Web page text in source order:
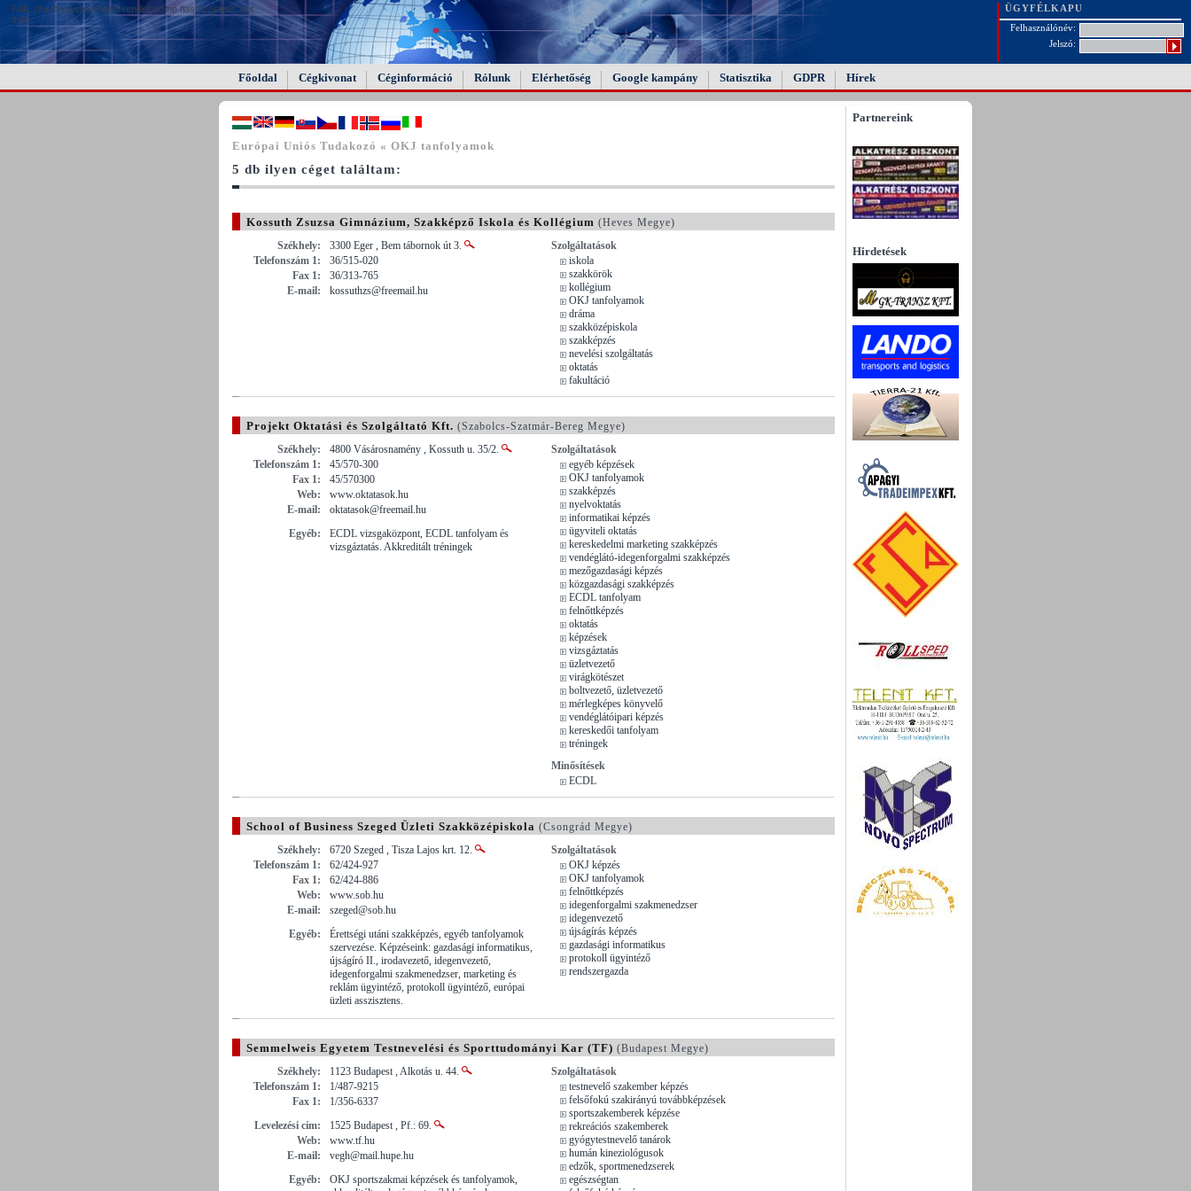
FAIL (the browser should render some flash content, not
this).
ÜGYFÉLKAPU
Felhasználónév:
Jelszó:
Főoldal Cégkivonat Céginformáció Rólunk Elérhetőség Google kampány Statisztika GDPR Hírek
Európai Uniós Tudakozó « OKJ tanfolyamok
5 db ilyen céget találtam:
Kossuth Zsuzsa Gimnázium, Szakképző Iskola és Kollégium (Heves Megye)
Székhely:
3300 Eger , Bem tábornok út 3.
Telefonszám 1:
36/515-020
Fax 1:
36/313-765
E-mail:
kossuthzs@freemail.hu
Szolgáltatások
iskola
szakkörök
kollégium
OKJ tanfolyamok
dráma
szakközépiskola
szakképzés
nevelési szolgáltatás
oktatás
fakultáció
Projekt Oktatási és Szolgáltató Kft. (Szabolcs-Szatmár-Bereg Megye)
Székhely:
4800 Vásárosnamény , Kossuth u. 35/2.
Telefonszám 1:
45/570-300
Fax 1:
45/570300
Web:
www.oktatasok.hu
E-mail:
oktatasok@freemail.hu
Egyéb:
ECDL vizsgaközpont, ECDL tanfolyam és
vizsgáztatás. Akkreditált tréningek
Szolgáltatások
egyéb képzések
OKJ tanfolyamok
szakképzés
nyelvoktatás
informatikai képzés
ügyviteli oktatás
kereskedelmi marketing szakképzés
vendéglátó-idegenforgalmi szakképzés
mezőgazdasági képzés
közgazdasági szakképzés
ECDL tanfolyam
felnőttképzés
oktatás
képzések
vizsgáztatás
üzletvezető
virágkötészet
boltvezető, üzletvezető
mérlegképes könyvelő
vendéglátóipari képzés
kereskedői tanfolyam
tréningek
Minősítések
ECDL
School of Business Szeged Üzleti Szakközépiskola (Csongrád Megye)
Székhely:
6720 Szeged , Tisza Lajos krt. 12.
Telefonszám 1:
62/424-927
Fax 1:
62/424-886
Web:
www.sob.hu
E-mail:
szeged@sob.hu
Egyéb:
Érettségi utáni szakképzés, egyéb tanfolyamok
szervezése. Képzéseink: gazdasági informatikus,
újságíró II., irodavezető, idegenvezető,
idegenforgalmi szakmenedzser, marketing és
reklám ügyintéző, protokoll ügyintéző, európai
üzleti asszisztens.
Szolgáltatások
OKJ képzés
OKJ tanfolyamok
felnőttképzés
idegenforgalmi szakmenedzser
idegenvezető
újságírás képzés
gazdasági informatikus
protokoll ügyintéző
rendszergazda
Semmelweis Egyetem Testnevelési és Sporttudományi Kar (TF) (Budapest Megye)
Székhely:
1123 Budapest , Alkotás u. 44.
Telefonszám 1:
1/487-9215
Fax 1:
1/356-6337
Levelezési cím:
1525 Budapest , Pf.: 69.
Web:
www.tf.hu
E-mail:
vegh@mail.hupe.hu
Egyéb:
OKJ sportszakmai képzések és tanfolyamok,
Szolgáltatások
testnevelő szakember képzés
felsőfokú szakirányú továbbképzések
sportszakemberek képzése
rekreációs szakemberek
gyógytestnevelő tanárok
humán kineziológusok
edzők, sportmenedzserek
egészségtan
Partnereink
Hirdetések